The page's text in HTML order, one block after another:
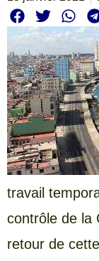
travail
contrôle de la
retour de